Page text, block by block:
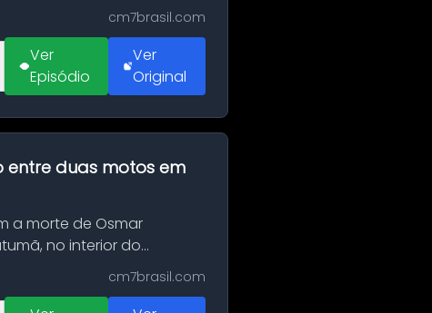
cm7brasil.com
Ver
Episódio
Ver
Original
entre duas motos em
a morte de Osmar
no interior do
cm7brasil.com